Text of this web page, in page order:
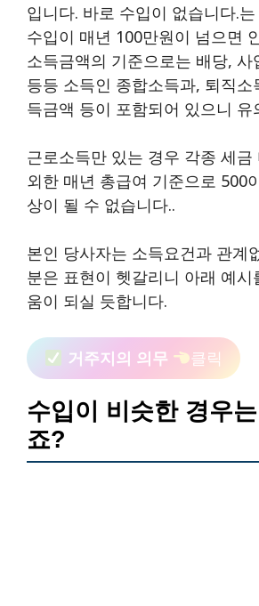
입니다. 바로 수입이 없습니다.
수입이 매년 100만원이 넘으면
소득금액의 기준으로는 배당, 사
등등 소득인 종합소득과, 퇴직소
득금액 등이 포함되어 있으니 유
근로소득만 있는 경우 각종 세금
외한 매년 총급여 기준으로 500
상이 될 수 없습니다..
본인 당사자는 소득요건과 관계
분은 표현이 헷갈리니 아래 예시
움이 되실 듯합니다.
거주지의 의무 클릭
수입이 비슷한 경우
죠?